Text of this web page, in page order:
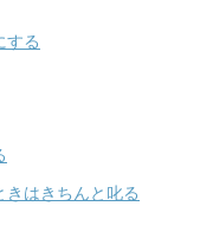
する
はきちんと叱る